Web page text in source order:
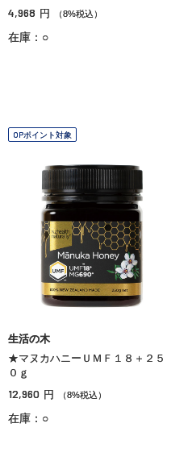
4,968 円 （8%税込）
在庫：○
OPポイント対象
生活の木
★マヌカハニーＵＭＦ１８＋２５
０ｇ
12,960 円 （8%税込）
在庫：○